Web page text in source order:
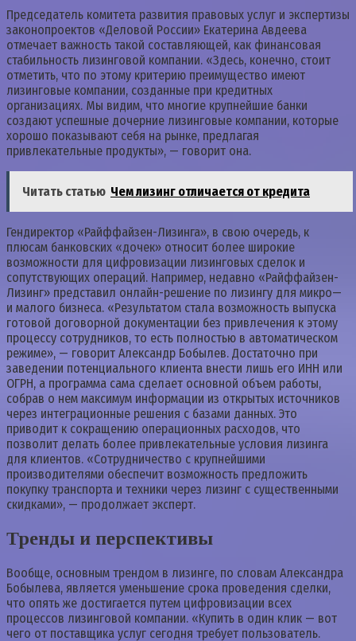
Председатель комитета развития правовых услуг и экспертизы
законопроектов «Деловой России» Екатерина Авдеева
отмечает важность такой составляющей, как финансовая
стабильность лизинговой компании. «Здесь, конечно, стоит
отметить, что по этому критерию преимущество имеют
лизинговые компании, созданные при кредитных
организациях. Мы видим, что многие крупнейшие банки
создают успешные дочерние лизинговые компании, которые
хорошо показывают себя на рынке, предлагая
привлекательные продукты», — говорит она.
Читать статью Чем лизинг отличается от кредита
Гендиректор «Райффайзен-Лизинга», в свою очередь, к
плюсам банковских «дочек» относит более широкие
возможности для цифровизации лизинговых сделок и
сопутствующих операций. Например, недавно «Райффайзен-
Лизинг» представил онлайн-решение по лизингу для микро—
и малого бизнеса. «Результатом стала возможность выпуска
готовой договорной документации без привлечения к этому
процессу сотрудников, то есть полностью в автоматическом
режиме», — говорит Александр Бобылев. Достаточно при
заведении потенциального клиента внести лишь его ИНН или
ОГРН, а программа сама сделает основной объем работы,
собрав о нем максимум информации из открытых источников
через интеграционные решения с базами данных. Это
приводит к сокращению операционных расходов, что
позволит делать более привлекательные условия лизинга
для клиентов. «Сотрудничество с крупнейшими
производителями обеспечит возможность предложить
покупку транспорта и техники через лизинг с существенными
скидками», — продолжает эксперт.
Тренды и перспективы
Вообще, основным трендом в лизинге, по словам Александра
Бобылева, является уменьшение срока проведения сделки,
что опять же достигается путем цифровизации всех
процессов лизинговой компании. «Купить в один клик — вот
чего от поставщика услуг сегодня требует пользователь.